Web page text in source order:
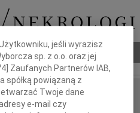
pogrzebowy
jeśli wyrazisz
sp. z o.o. oraz jej
] Zaufanych Partnerów IAB,
spółką powiązaną z
Twoje dane
e-mail czy